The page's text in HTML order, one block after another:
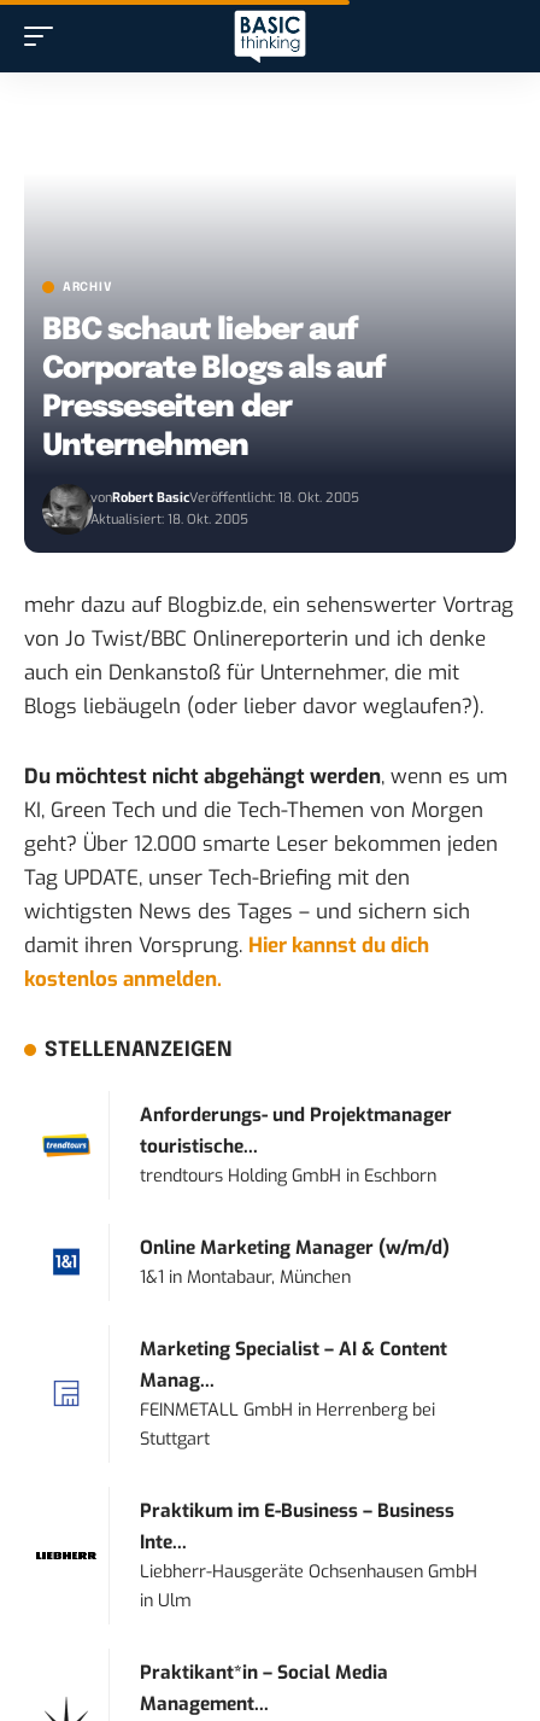
ARCHIV
BBC schaut lieber auf
Corporate Blogs als auf
Presseseiten der
Unternehmen
vonRobert BasicVeröffentlicht: 18. Okt. 2005
Aktualisiert: 18. Okt. 2005
mehr dazu auf Blogbiz.de, ein sehenswerter Vortrag
von Jo Twist/BBC Onlinereporterin und ich denke
auch ein Denkanstoß für Unternehmer, die mit
Blogs liebäugeln (oder lieber davor weglaufen?).
Du möchtest nicht abgehängt werden, wenn es um
KI, Green Tech und die Tech-Themen von Morgen
geht? Über 12.000 smarte Leser bekommen jeden
Tag UPDATE, unser Tech-Briefing mit den
wichtigsten News des Tages – und sichern sich
damit ihren Vorsprung. Hier kannst du dich
kostenlos anmelden.
STELLENANZEIGEN
Anforderungs- und Projektmanager
touristische...
trendtours Holding GmbH in Eschborn
Online Marketing Manager (w/m/d)
1&1 inMontabaur, München
Marketing Specialist – AI & Content
Manag...
FEINMETALL GmbH in Herrenberg bei
Stuttgart
Praktikum im E-Business – Business
Inte...
Liebherr-Hausgeräte Ochsenhausen GmbH
in Ulm
Praktikant*in – Social Media
Management...